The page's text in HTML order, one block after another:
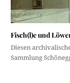
Fisch(l)e und
Diesen
Sammlung